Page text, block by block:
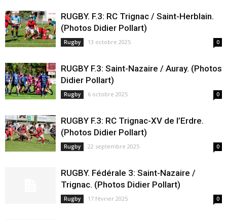
RUGBY. F.3: RC Trignac / Saint-Herblain.
(Photos Didier Pollart)
Rugby 13 octobre 2025 0
RUGBY F.3: Saint-Nazaire / Auray. (Photos
Didier Pollart)
Rugby 6 octobre 2025 0
RUGBY F.3: RC Trignac-XV de l’Erdre.
(Photos Didier Pollart)
Rugby 22 septembre 2025 0
RUGBY. Fédérale 3: Saint-Nazaire /
Trignac. (Photos Didier Pollart)
Rugby 17 février 2025 0